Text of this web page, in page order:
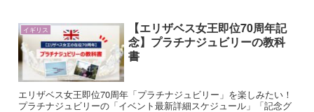
イギリス
【エリザベス女王即位70周年記
念】プラチナジュビリーの教科
書
エリザベス女王即位70周年「プラチナジュビリー」を楽しみたい！
プラチナジュビリーの「イベント最新詳細スケジュール」「記念グ